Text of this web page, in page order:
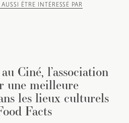
ÊTRE INTÉRESSÉ PAR
Ciné, l’association
une meilleure
les lieux culturels
Facts